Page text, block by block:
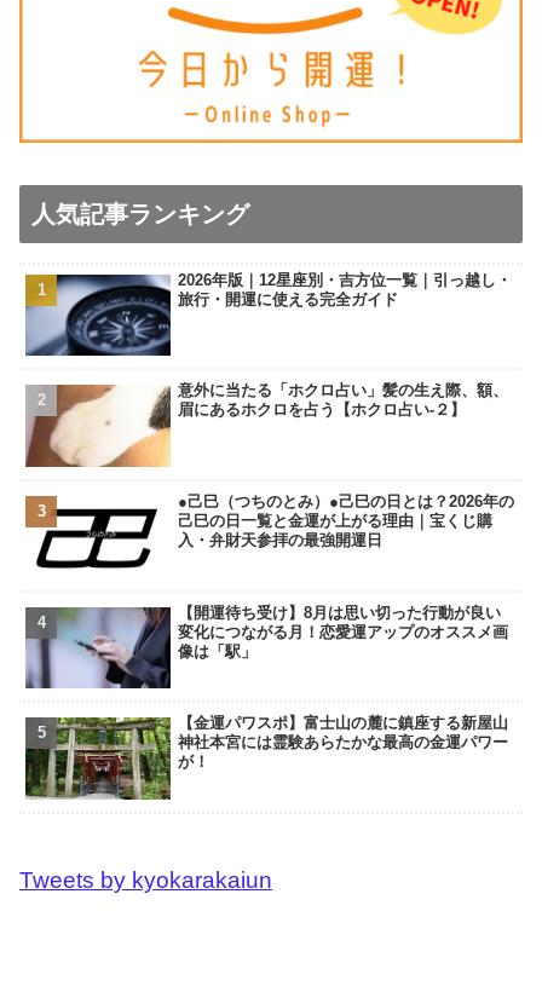
人気記事ランキング
2026年版｜12星座別・吉方位一覧｜引っ越し・
旅行・開運に使える完全ガイド
意外に当たる「ホクロ占い」髪の生え際、額、
眉にあるホクロを占う【ホクロ占い‐２】
●己巳（つちのとみ）●己巳の日とは？2026年の
己巳の日一覧と金運が上がる理由｜宝くじ購
入・弁財天参拝の最強開運日
【開運待ち受け】8月は思い切った行動が良い
変化につながる月！恋愛運アップのオススメ画
像は「駅」
【金運パワスポ】富士山の麓に鎮座する新屋山
神社本宮には霊験あらたかな最高の金運パワー
が！
Tweets by kyokarakaiun